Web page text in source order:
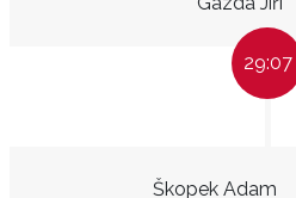
29:07
Škopek Adam